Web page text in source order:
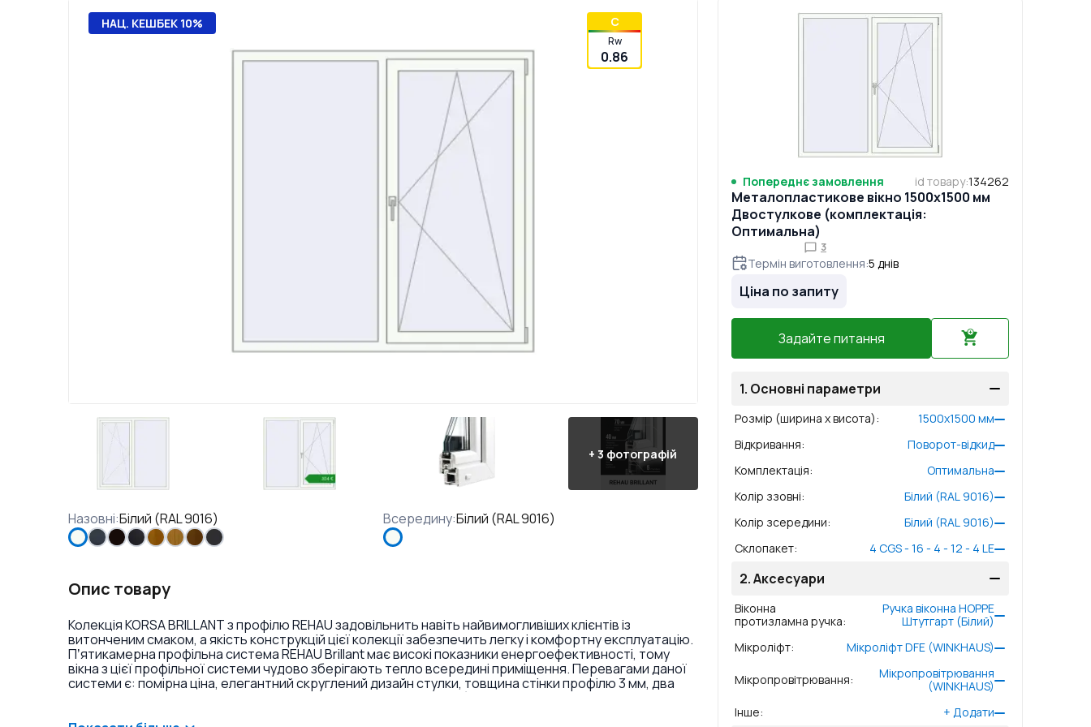
НАЦ. КЕШБЕК 10% C
Rw
0.86
+3 фотографій
Назовні:Білий (RAL 9016) Всередину:Білий (RAL 9016)
Опис товару
Колекція KORSA BRILLANT з профілю REHAU задовільнить навіть найвимогливіших клієнтів із
витонченим смаком, а якість конструкцій цієї колекції забезпечить легку і комфортну експлуатацію.
Пʼятикамерна профільна система REHAU Brillant має високі показники енергоефективності, тому
вікна з цієї профільної системи чудово зберігають тепло всередині приміщення. Перевагами даної
системи є: помірна ціна, елегантний скруглений дизайн стулки, товщина стінки профілю 3 мм, два
контури високоякісного ущільнення з високим вмістом каучуку (затримують повітряний потік і
Попереднє замовлення id товару:134262
Металопластикове вікно 1500x1500 мм
Двостулкове (комплектація:
Оптимальна)
3
Термін виготовлення:5 днів
Ціна по запиту
Задайте питання
1. Основні параметри
Розмір (ширина x висота): 1500x1500 мм
Відкривання:
Поворот-відкид
Комплектація:
Оптимальна
Колір ззовні:
Білий (RAL 9016)
Колір зсередини:
Білий (RAL 9016)
Склопакет: 4 CGS - 16 - 4 - 12 - 4 LE
2.Аксесуари
Віконна
протизламна ручка:
Ручка віконна HOPPE
Штутгарт (Білий)
Мікроліфт: Мікроліфт DFE (WINKHAUS)
Мікропровітрювання:
Мікропровітрювання
(WINKHAUS)
Інше: + Додати